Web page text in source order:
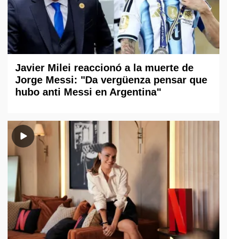
Javier Milei reaccionó a la muerte de
Jorge Messi: "Da vergüenza pensar que
hubo anti Messi en Argentina"